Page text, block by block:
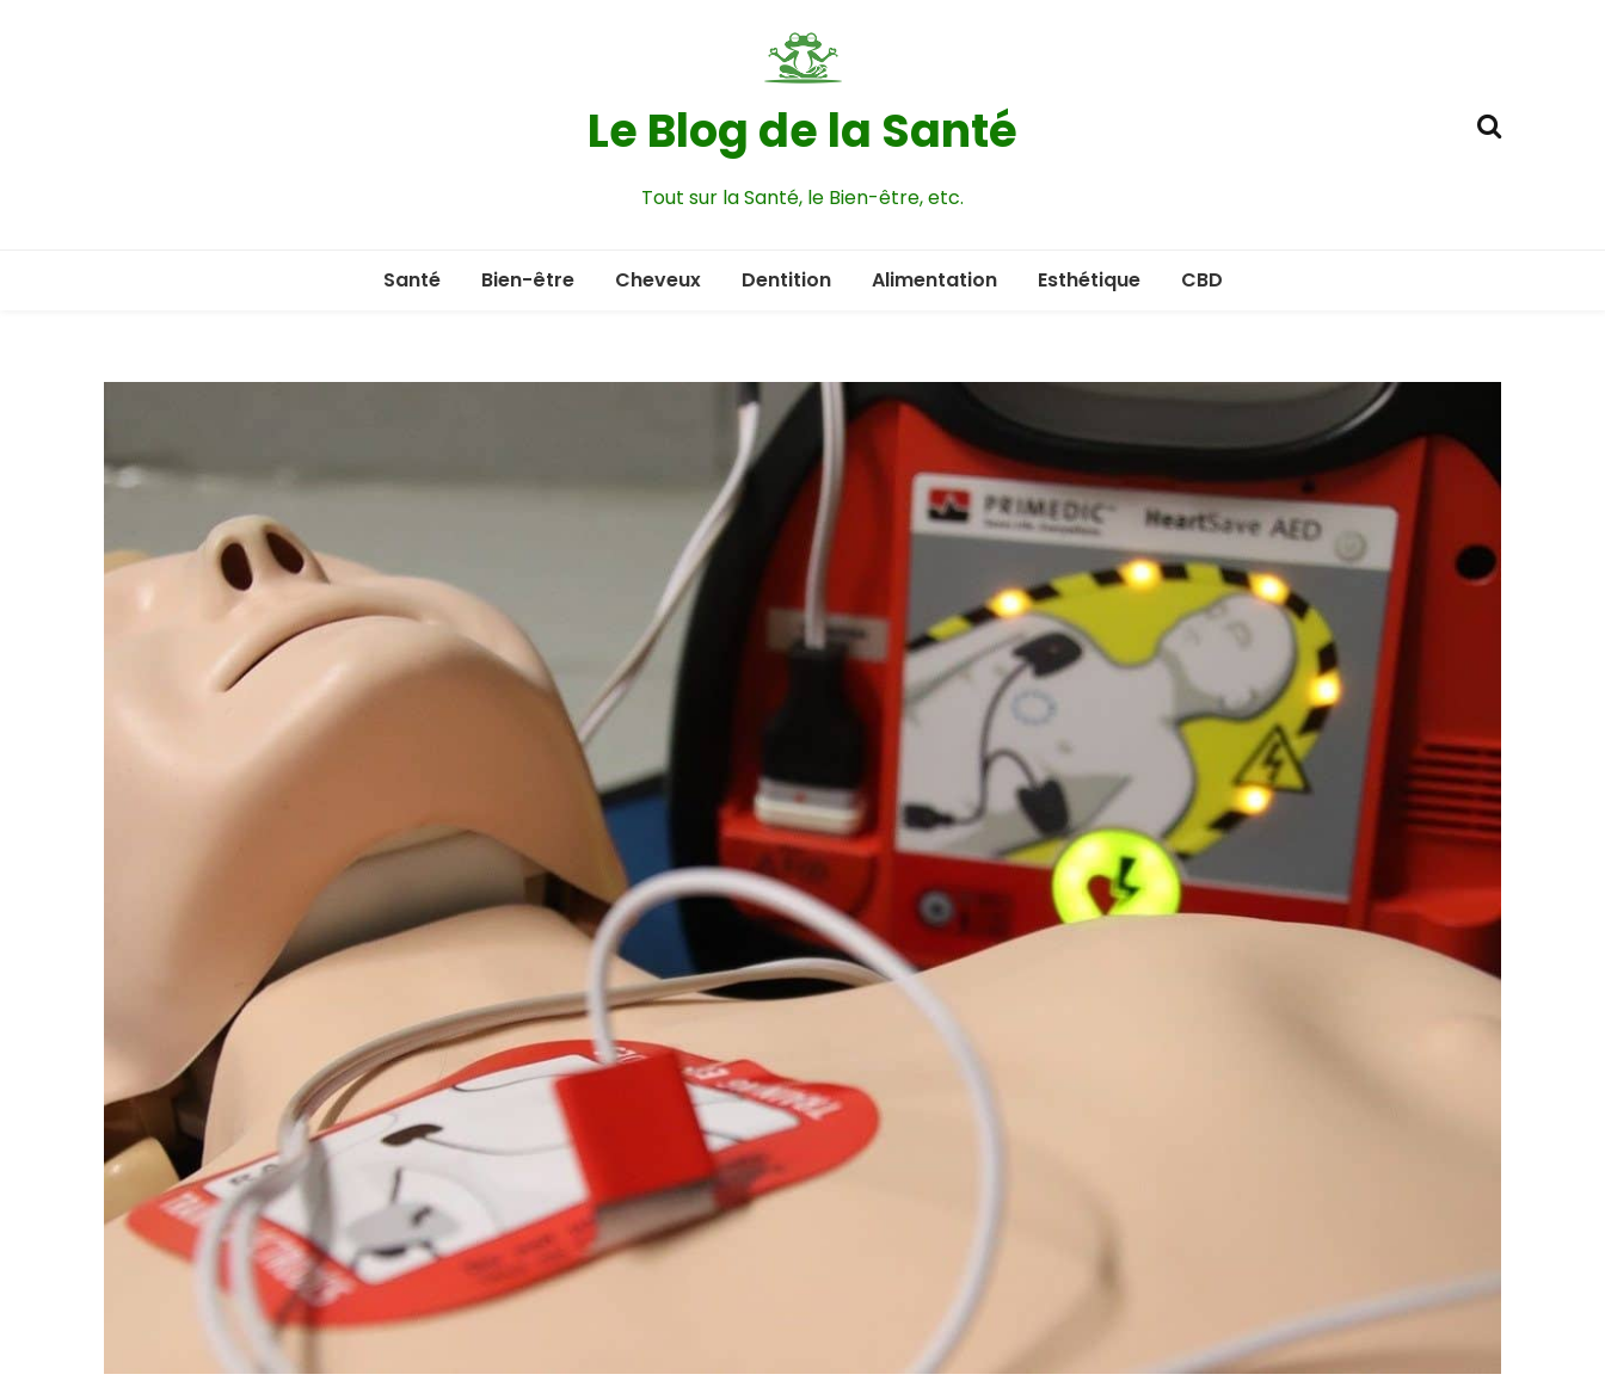
Le Blog de la Santé
Tout sur la Santé, le Bien-être, etc.
Santé Bien-être Cheveux Dentition Alimentation Esthétique CBD